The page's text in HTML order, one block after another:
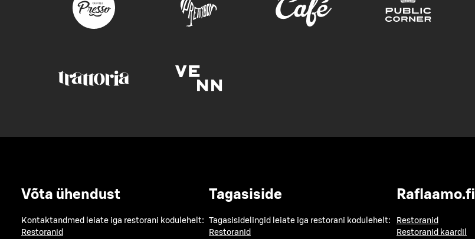
Võta ühendust
Kontaktandmed leiate iga restorani kodulehelt:
Restoranid
Tagasiside
Tagasisidelingid leiate iga restorani kodulehelt:
Restoranid
Raflaamo.fi
Restoranid
Restoranid kaardil